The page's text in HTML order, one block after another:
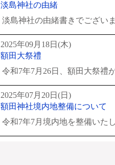
淡島神社の由緒
淡島神社の由緒書きでござい
2025年09月18日(木)
額田大祭禮
令和7年7月26日、額田大祭禮
2025年07月20日(日)
額田神社境内地整備について
令和7年7月境内地を整備いた